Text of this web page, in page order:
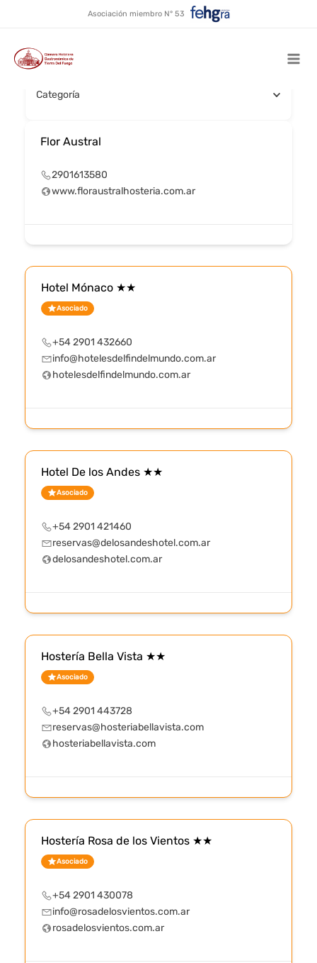
contenido
Asociación miembro N° 53
2 estrellas
Buscar por nombre
Categoría
Flor Austral
2901613580
www.floraustralhosteria.com.ar
Hotel Mónaco ★★
Asociado
+54 2901 432660
info@hotelesdelfindelmundo.com.ar
hotelesdelfindelmundo.com.ar
Hotel De los Andes ★★
Asociado
+54 2901 421460
reservas@delosandeshotel.com.ar
delosandeshotel.com.ar
Hostería Bella Vista ★★
Asociado
+54 2901 443728
reservas@hosteriabellavista.com
hosteriabellavista.com
Hostería Rosa de los Vientos ★★
Asociado
+54 2901 430078
info@rosadelosvientos.com.ar
rosadelosvientos.com.ar